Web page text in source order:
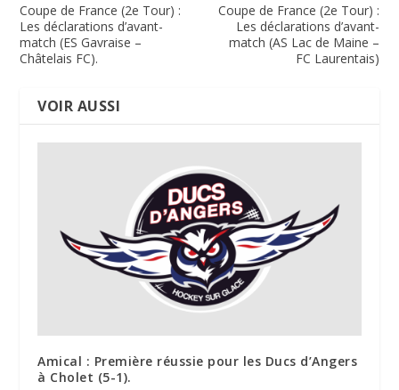
Coupe de France (2e Tour) :
Les déclarations d’avant-
match (ES Gavraise –
Châtelais FC).
Coupe de France (2e Tour) :
Les déclarations d’avant-
match (AS Lac de Maine –
FC Laurentais)
VOIR AUSSI
Amical : Première réussie pour les Ducs d’Angers
à Cholet (5-1).